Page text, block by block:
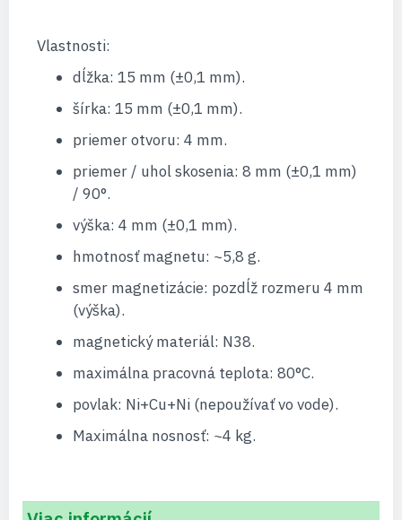
Vlastnosti:
dĺžka: 15 mm (±0,1 mm).
šírka: 15 mm (±0,1 mm).
priemer otvoru: 4 mm.
priemer / uhol skosenia: 8 mm (±0,1 mm)
/ 90°.
výška: 4 mm (±0,1 mm).
hmotnosť magnetu: ~5,8 g.
smer magnetizácie: pozdĺž rozmeru 4 mm
(výška).
magnetický materiál: N38.
maximálna pracovná teplota: 80°C.
povlak: Ni+Cu+Ni (nepoužívať vo vode).
Maximálna nosnosť: ~4 kg.